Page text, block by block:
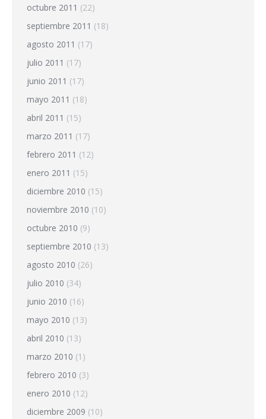
octubre 2011 (22)
septiembre 2011 (18)
agosto 2011 (17)
julio 2011 (17)
junio 2011 (17)
mayo 2011 (18)
abril 2011 (15)
marzo 2011 (17)
febrero 2011 (12)
enero 2011 (15)
diciembre 2010 (15)
noviembre 2010 (10)
octubre 2010 (9)
septiembre 2010 (13)
agosto 2010 (26)
julio 2010 (34)
junio 2010 (16)
mayo 2010 (13)
abril 2010 (13)
marzo 2010 (1)
febrero 2010 (3)
enero 2010 (12)
diciembre 2009 (10)